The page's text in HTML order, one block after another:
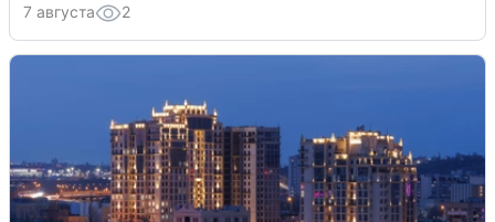
7 августа 2